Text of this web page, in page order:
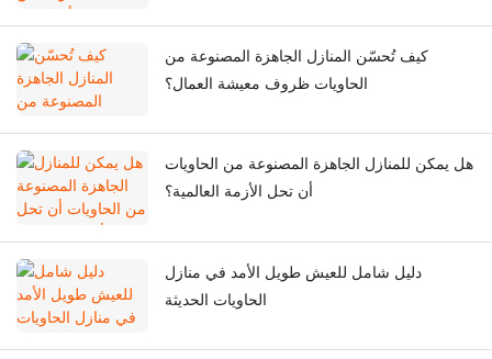
كيف تُحسّن المنازل الجاهزة المصنوعة من
الحاويات ظروف معيشة العمال؟
هل يمكن للمنازل الجاهزة المصنوعة من الحاويات
أن تحل الأزمة العالمية؟
دليل شامل للعيش طويل الأمد في منازل
الحاويات الحديثة